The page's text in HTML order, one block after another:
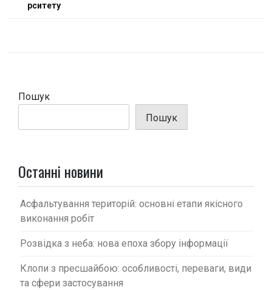
рситету
Пошук
Пошук
Останні новини
Асфальтування територій: основні етапи якісного
виконання робіт
Розвідка з неба: нова епоха збору інформації
Клопи з пресшайбою: особливості, переваги, види
та сфери застосування